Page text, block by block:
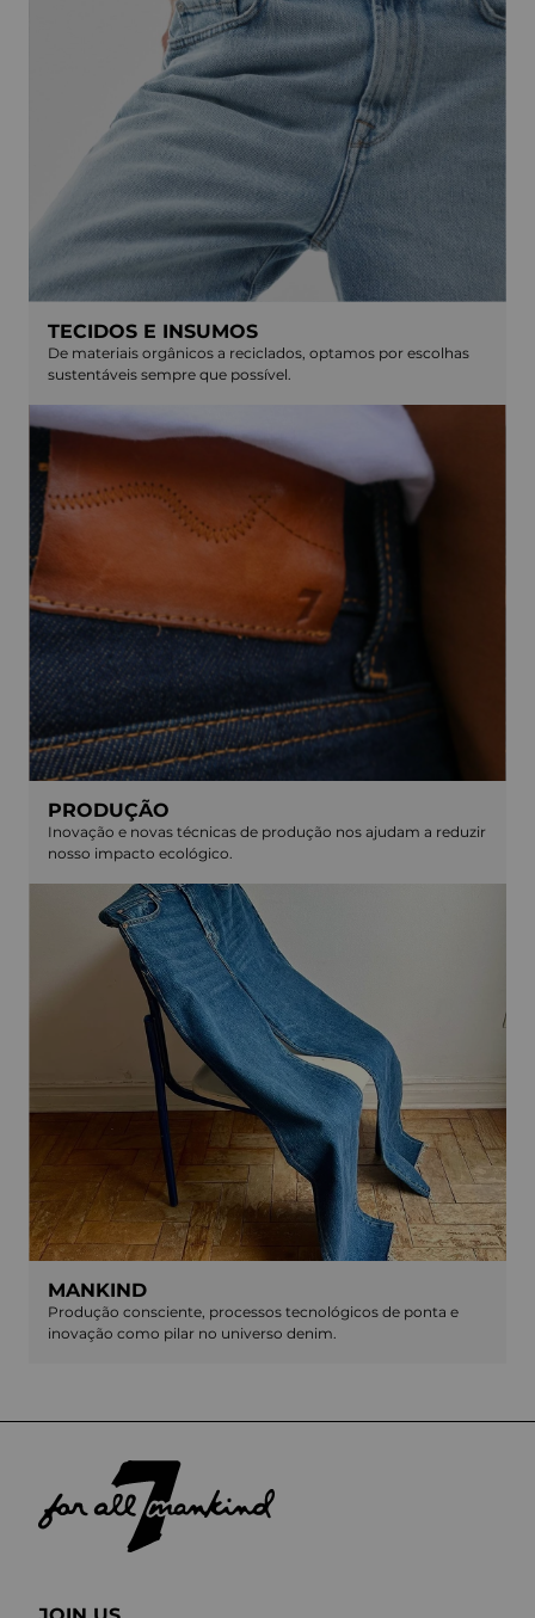
TECIDOS E INSUMOS
De materiais orgânicos a reciclados, optamos por escolhas
sustentáveis sempre que possível.
PRODUÇÃO
Inovação e novas técnicas de produção nos ajudam a reduzir
nosso impacto ecológico.
MANKIND
Produção consciente, processos tecnológicos de ponta e
inovação como pilar no universo denim.